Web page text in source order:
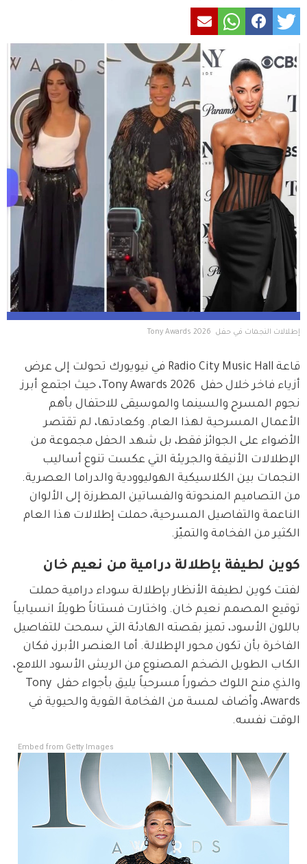
إطلالات النجمات في حفل  Tony Awards 2026
قاعة Radio City Music Hall في نيويورك تحولت إلى عرض
أزياء فاخر خلال حفل  Tony Awards 2026، حيث اجتمع أبرز
نجوم المسرح والسينما والموسيقى للاحتفال بأهم
الأعمال المسرحية لهذا العام. وكعادتها، لم تقتصر
الأضواء على الجوائز فقط، بل شهد الحفل مجموعة من
الإطلالات الأنيقة والجريئة التي عكست تنوع أساليب
النجمات بين الكلاسيكية الهوليوودية والدراما العصرية.
من التصاميم المنحوتة والفساتين المطرزة إلى الألوان
الناعمة والتفاصيل المسرحية، حملت إطلالات هذا العام
الكثير من الفخامة والتميّز.
كوين لطيفة بإطلالة درامية من نعيم خان
لفتت كوين لطيفة الأنظار بإطلالة سوداء درامية حملت
توقيع المصمم نعيم خان. واختارت فستاناً طويلاً انسيابياً
باللون الأسود، تميز بقصته الهادئة التي سمحت للتفاصيل
الفاخرة بأن تكون محور الإطلالة. أما العنصر الأبرز، فكان
الكاب الطويل الضخم المصنوع من الريش الأسود اللامع،
والذي منح اللوك حضوراً مسرحياً يليق بأجواء حفل Tony
Awards، وأضاف لمسة من الفخامة القوية والحيوية في
الوقت نفسه.
Embed from Getty Images